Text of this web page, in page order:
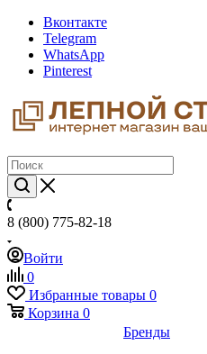
Вконтакте
Telegram
WhatsApp
Pinterest
8 (800) 775-82-18
Войти
0
Избранные товары 0
Корзина 0
Бренды